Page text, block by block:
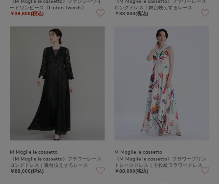
ードワンピース《Linton Tweeds》
￥39,600(税込)
ロングドレス｜舞台映えするレース
￥88,000(税込)
M Maglie le cassetto
《M Maglie le cassetto》フラワーレース
ロングドレス｜舞台映えするレース
￥88,000(税込)
M Maglie le cassetto
《M Maglie le cassetto》フラワープリン
トレースドレス｜主役級フラワードレス
￥88,000(税込)